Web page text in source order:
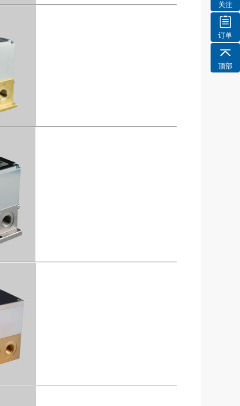
关注
订单
顶部